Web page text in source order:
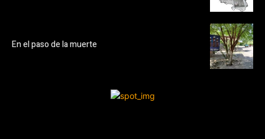
En el paso de la muerte